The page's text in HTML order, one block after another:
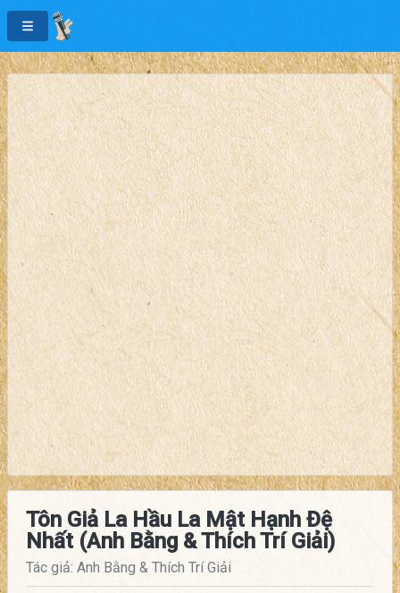
Tôn Giả La Hầu La Mật Hạnh Đệ
Nhất (Anh Bằng & Thích Trí Giải)
Tác giả: Anh Bằng & Thích Trí Giải